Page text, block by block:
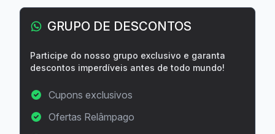
GRUPO DE DESCONTOS
Participe do nosso grupo exclusivo e garanta
descontos imperdíveis antes de todo mundo!
Cupons exclusivos
Ofertas Relâmpago